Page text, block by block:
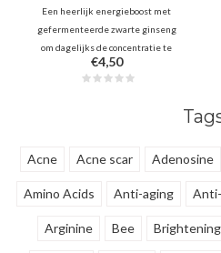
Een heerlijk energieboost met
gefermenteerde zwarte ginseng
om dagelijks de concentratie te
verbeteren en vermoeidheid te
verminderen. Ideaal voor op werk,
€4,50
Acne Acne scar Adenosine
Amino Acids Anti-aging
Arginine Bee Brightening